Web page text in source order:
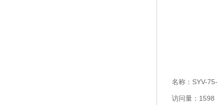
名称： SYV-75-5河北大
访问量：1598